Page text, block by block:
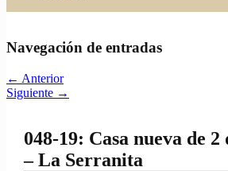
Navegación de entradas
← Anterior
Siguiente →
048-19: Casa nueva de
– La Serranita